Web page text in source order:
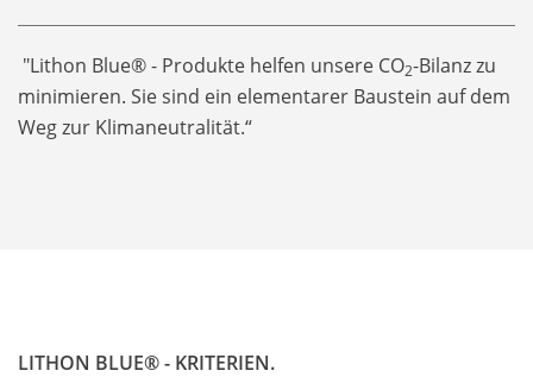
"Lithon Blue® - Produkte helfen unsere CO2-Bilanz zu
minimieren. Sie sind ein elementarer Baustein auf dem
Weg zur Klimaneutralität.“
LITHON BLUE® - KRITERIEN.